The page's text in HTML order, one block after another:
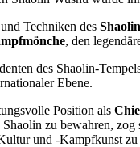
Techniken des
, den
des Shaolin-
Ebene.
Position als
zu bewahren,
und -Kampfkunst